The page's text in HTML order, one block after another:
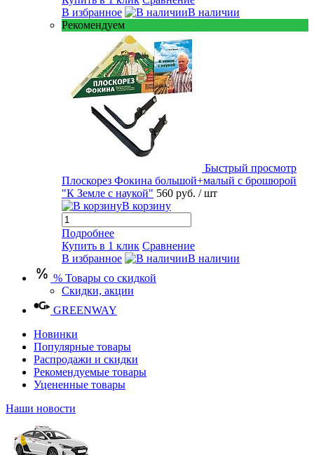
В избранное
В наличии
Рекомендуем
Быстрый просмотр
Плоскорез Фокина большой+малый с брошюрой
"К Земле с наукой" 560 руб. / шт
В корзину
Подробнее
Купить в 1 клик Сравнение
В избранное
В наличии
% Товары со скидкой
Скидки, акции
GREENWAY
Новинки
Популярные товары
Распродажи и скидки
Рекомендуемые товары
Уцененные товары
Наши новости